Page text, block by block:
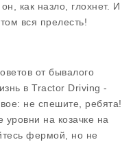
как назло, глохнет. И
вся прелесть!
от бывалого
в Tractor Driving -
не спешите, ребята!
уровни на козачке на
фермой, но не